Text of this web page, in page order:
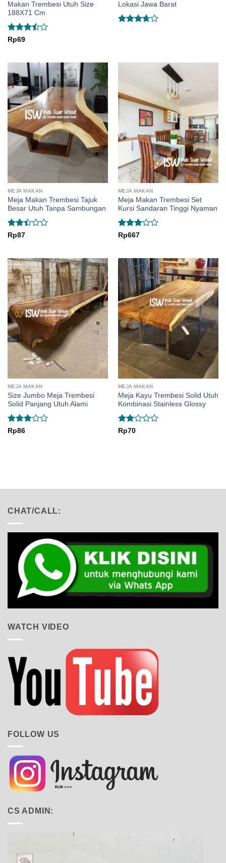
Makan Trembesi Utuh Size
188X71 Cm
Rated
Rp69
Lokasi Jawa Barat
MEJA MAKAN
Meja Makan Trembesi Tajuk
Besar Utuh Tanpa Sambungan
Rated
of 5
Rp87
MEJA MAKAN
Meja Makan Trembesi Set
Kursi Sandaran Tinggi Nyaman
Rated
Rp667
MEJA MAKAN
Size Jumbo Meja Trembesi
Solid Panjang Utuh Alami
Rated
Rp86
MEJA MAKAN
Meja Kayu Trembesi Solid Utuh
Kombinasi Stainless Glossy
Rated
Rp70
CHAT/CALL:
WATCH VIDEO
FOLLOW US
CS ADMIN: